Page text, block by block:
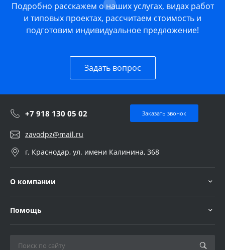
Подробно расскажем о наших услугах, видах работ
и типовых проектах, рассчитаем стоимость и
подготовим индивидуальное предложение!
Задать вопрос
+7 918 130 05 02 Заказать звонок
zavodpz@mail.ru
г. Краснодар, ул. имени Калинина, 368
О компании
Помощь